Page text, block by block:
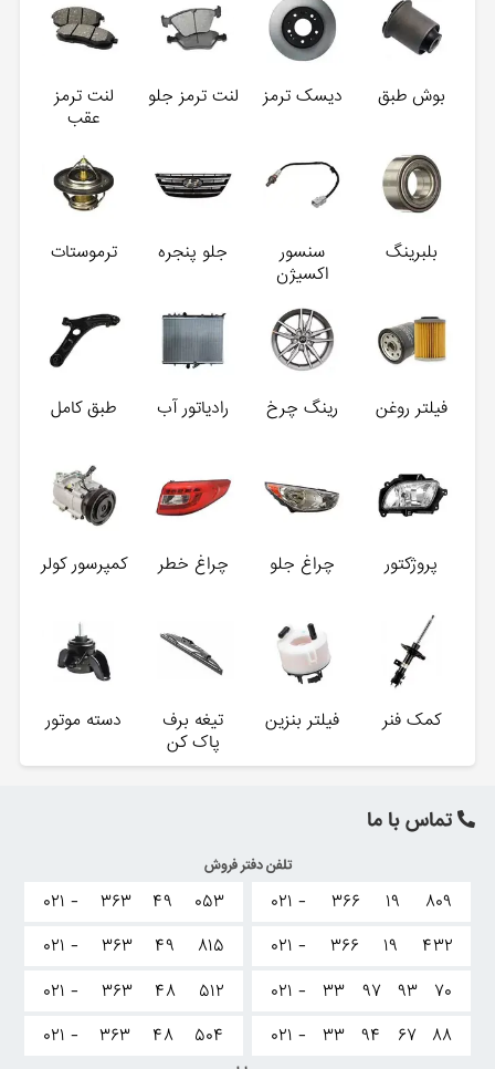
بوش طبق دیسک ترمز لنت ترمز جلو
لنت ترمز
عقب
بلبرینگ
سنسور
اکسیژن
جلو پنجره ترموستات
فیلتر روغن رینگ چرخ رادیاتور آب طبق کامل
پروژکتور چراغ جلو چراغ خطر کمپرسور کولر
کمک فنر فیلتر بنزین
تیغه برف
پاک کن
دسته موتور
تماس با ما
تلفن دفتر فروش
۰۲۱ - ۳۶۶ ۱۹
۸۰۹
۰۲۱ -
۳۶۶ ۱۹
۴۳۲
۰۲۱ -
۳۳ ۹۷ ۹۳
۷۰
۰۲۱ -
۳۳ ۹۴ ۶۷ ۸۸
۰۲۱ - ۳۶۳ ۴۹
۰۵۳
۰۲۱ -
۳۶۳ ۴۹
۸۱۵
۰۲۱ -
۳۶۳ ۴۸
۵۱۲
۰۲۱ -
۳۶۳ ۴۸ ۵۰۴